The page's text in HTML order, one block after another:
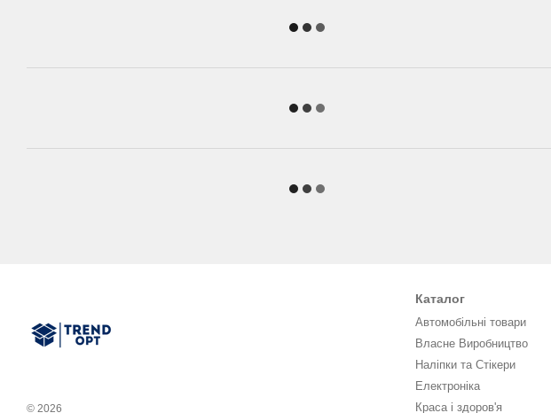
© 2026
Каталог
Автомобільні товари
Власне Виробництво
Наліпки та Стікери
Електроніка
Краса і здоров'я